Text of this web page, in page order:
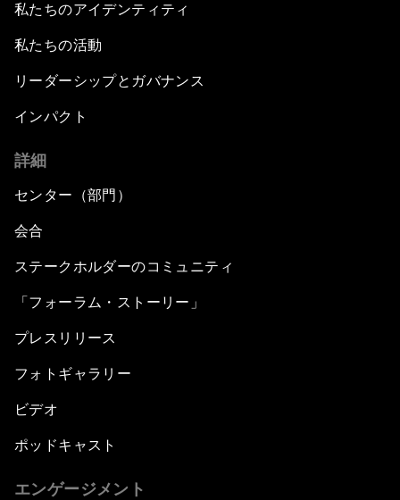
私たちのアイデンティティ
私たちの活動
リーダーシップとガバナンス
インパクト
詳細
センター（部門）
会合
ステークホルダーのコミュニティ
「フォーラム・ストーリー」
プレスリリース
フォトギャラリー
ビデオ
ポッドキャスト
エンゲージメント